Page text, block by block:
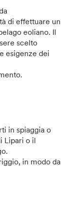
di effettuare un
eoliano. Il
scelto
esigenze dei
in spiaggia o
Lipari o il
in modo da